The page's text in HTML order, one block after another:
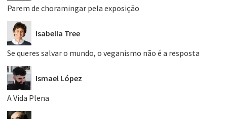
Parem de choramingar pela exposição
Isabella Tree
Se queres salvar o mundo, o veganismo não é a resposta
Ismael López
A Vida Plena